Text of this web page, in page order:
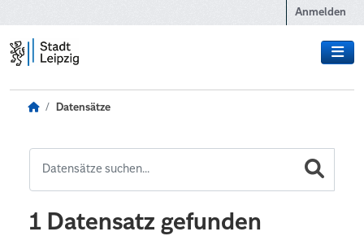
Anmelden
Datensätze
1 Datensatz gefunden